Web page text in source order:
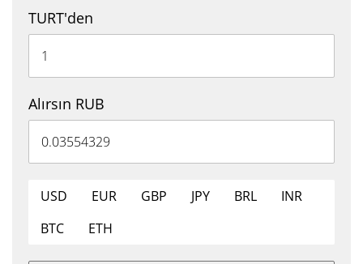
TURT'den
Alırsın RUB
USD EUR GBP JPY BRL
INR
BTC
ETH